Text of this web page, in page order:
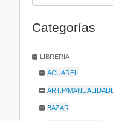
Categorías
LIBRERIA
ACUAREL
ART.P/
BAZAR